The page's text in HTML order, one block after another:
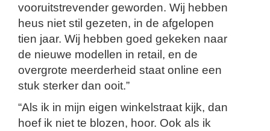
vooruitstrevender geworden. Wij hebben
heus niet stil gezeten, in de afgelopen
tien jaar. Wij hebben goed gekeken naar
de nieuwe modellen in retail, en de
overgrote meerderheid staat online een
stuk sterker dan ooit.”
“Als ik in mijn eigen winkelstraat kijk, dan
hoef ik niet te blozen, hoor. Ook als ik